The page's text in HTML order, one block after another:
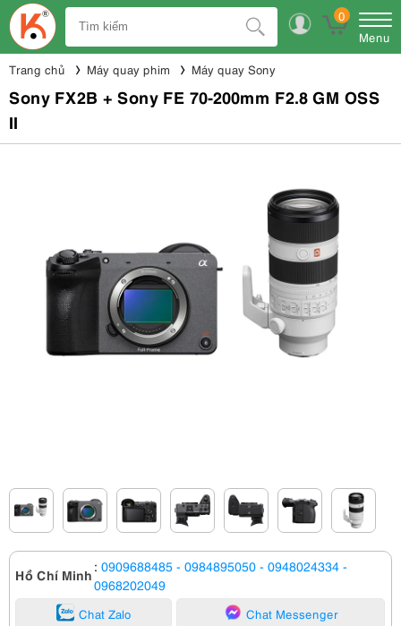
0
Menu
Trang chủ Máy quay phim Máy quay Sony
Sony FX2B + Sony FE 70-200mm F2.8 GM OSS
II
Hồ Chí Minh : 0909688485 - 0984895050 - 0948024334 -
0968202049
Chat Zalo Chat Messenger